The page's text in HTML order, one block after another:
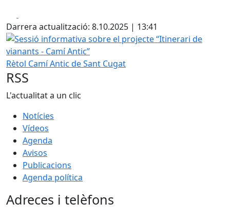
Darrera actualització: 8.10.2025 | 13:41
Sessió informativa sobre el projecte “Itinerari de vianants
Rètol Camí Antic de Sant Cugat
RSS
L'actualitat a un clic
Notícies
Vídeos
Agenda
Avisos
Publicacions
Agenda política
Adreces i telèfons